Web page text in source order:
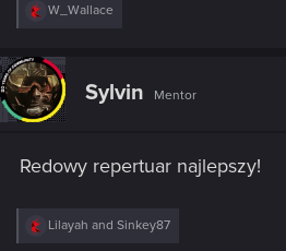
R
c
t
i
o
:
W_Wallace
Sylvin Mentor
Redowy repertuar najlepszy!
R
Lilayah and Sinkey87